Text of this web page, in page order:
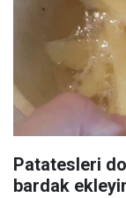
Patatesleri
bardak